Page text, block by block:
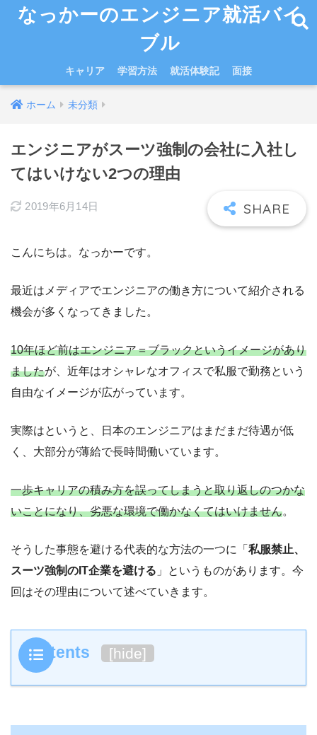
なっかーのエンジニア就活バイ
ブル
キャリア 学習方法 就活体験記 面接
ホーム 未分類
エンジニアがスーツ強制の会社に入社し
てはいけない2つの理由
2019年6月14日
こんにちは。なっかーです。
最近はメディアでエンジニアの働き方について紹介される
機会が多くなってきました。
10年ほど前はエンジニア＝ブラックというイメージがあり
ましたが、近年はオシャレなオフィスで私服で勤務という
自由なイメージが広がっています。
実際はというと、日本のエンジニアはまだまだ待遇が低
く、大部分が薄給で長時間働いています。
一歩キャリアの積み方を誤ってしまうと取り返しのつかな
いことになり、劣悪な環境で働かなくてはいけません。
そうした事態を避ける代表的な方法の一つに「 私服禁止、
スーツ強制のIT企業を避ける 」というものがあります。今
回はその理由について述べていきます。
Contents [hide]